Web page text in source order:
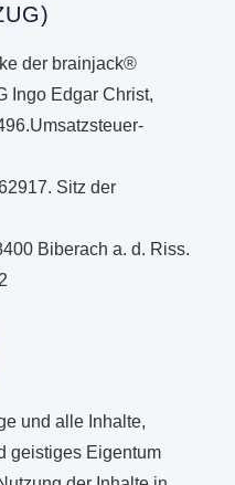
der brainjack®
Ingo Edgar Christ,
Sitz der
Biberach a. d. Riss.
und alle Inhalte,
geistiges Eigentum